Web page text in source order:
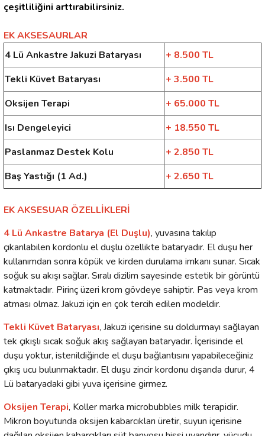
çeşitliliğini arttırabilirsiniz.
EK AKSESAURLAR
4 Lü Ankastre Jakuzi Bataryası
+ 8.500 TL
Tekli Küvet Bataryası
+ 3.500 TL
Oksijen Terapi
+ 65.000 TL
Isı Dengeleyici
+ 18.550 TL
Paslanmaz Destek Kolu
+ 2.850 TL
Baş Yastığı (1 Ad.)
+ 2.650 TL
EK AKSESUAR ÖZELLİKLERİ
4 Lü Ankastre Batarya (El Duşlu), yuvasına takılıp
çıkarılabilen kordonlu el duşlu özellikte bataryadır. El duşu her
kullanımdan sonra köpük ve kirden durulama imkanı sunar. Sıcak
soğuk su akışı sağlar. Sıralı dizilim sayesinde estetik bir görüntü
katmaktadır. Pirinç üzeri krom gövdeye sahiptir. Pas veya krom
atması olmaz. Jakuzi için en çok tercih edilen modeldir.
Tekli Küvet Bataryası, Jakuzi içerisine su doldurmayı sağlayan
tek çıkışlı sıcak soğuk akış sağlayan bataryadır. İçerisinde el
duşu yoktur, istenildiğinde el duşu bağlantısını yapabileceğiniz
çıkış ucu bulunmaktadır. El duşu zincir kordonu dışarıda durur, 4
Lü bataryadaki gibi yuva içerisine girmez.
Oksijen Terapi, Koller marka microbubbles milk terapidir.
Mikron boyutunda oksijen kabarcıkları üretir, suyun içerisine